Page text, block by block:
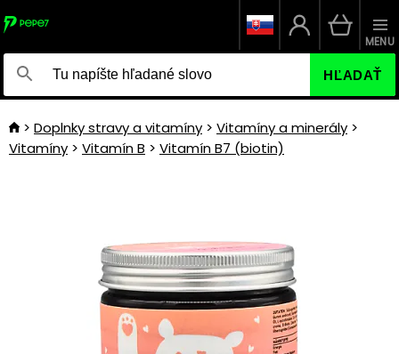
HĽADAŤ
MENU
Doplnky stravy a vitamíny
Vitamíny a minerály
Vitamíny
Vitamín B Vitamín B7 (biotin)